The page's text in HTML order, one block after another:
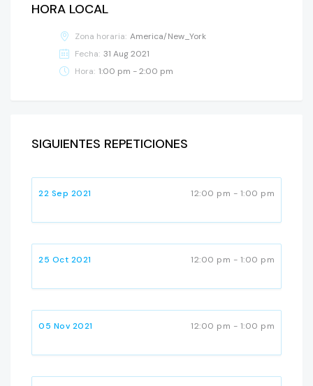
HORA LOCAL
Zona horaria: America/New_York
Fecha: 31 Aug 2021
Hora: 1:00 pm - 2:00 pm
SIGUIENTES REPETICIONES
22 Sep 2021 12:00 pm - 1:00 pm
25 Oct 2021 12:00 pm - 1:00 pm
05 Nov 2021 12:00 pm - 1:00 pm